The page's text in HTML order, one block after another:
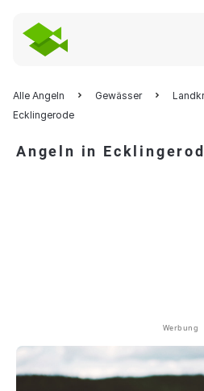
Alle Angeln Gewässer
Ecklingerode
Angeln in
Werbung